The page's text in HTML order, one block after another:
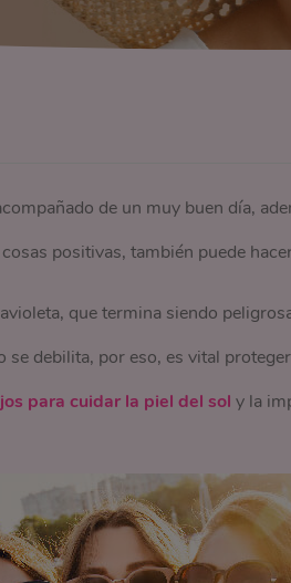
de un muy buen día,
positivas, también puede
que termina siendo
se debilita, por eso, es vital
para cuidar la piel del sol y la